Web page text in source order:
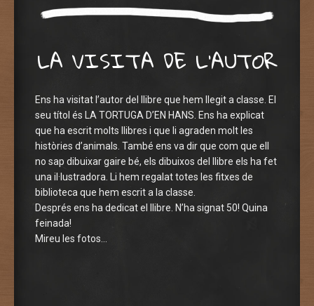
LA VISITA DE L’AUTOR
Ens ha visitat l’autor del llibre que hem llegit a classe. El
seu títol és LA TORTUGA D’EN HANS. Ens ha explicat
que ha escrit molts llibres i que li agraden molt les
històries d’animals. També ens va dir que com que ell
no sap dibuixar gaire bé, els dibuixos del llibre els ha fet
una il·lustradora. Li hem regalat totes les fitxes de
biblioteca que hem escrit a la classe.
Després ens ha dedicat el llibre. N’ha signat 50! Quina
feinada!
Mireu les fotos…